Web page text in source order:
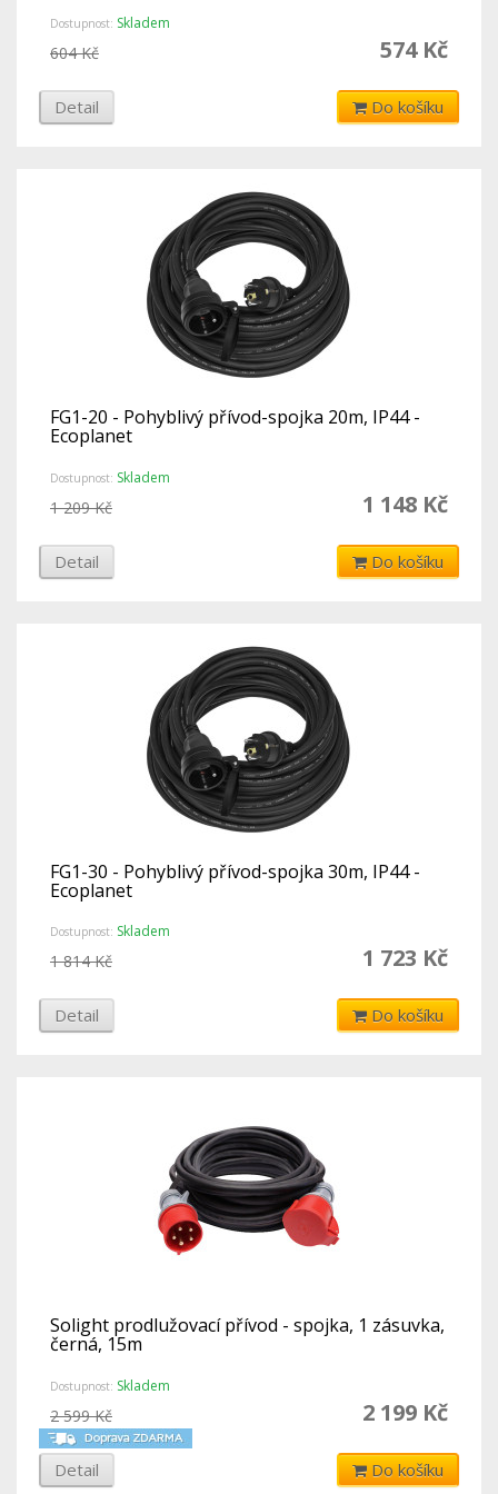
Dostupnost: Skladem
574 Kč
604 Kč
Detail Do košíku
FG1-20 - Pohyblivý přívod-spojka 20m, IP44 -
Ecoplanet
Dostupnost: Skladem
1 148 Kč
1 209 Kč
Detail Do košíku
FG1-30 - Pohyblivý přívod-spojka 30m, IP44 -
Ecoplanet
Dostupnost: Skladem
1 723 Kč
1 814 Kč
Detail Do košíku
Solight prodlužovací přívod - spojka, 1 zásuvka,
černá, 15m
Dostupnost: Skladem
2 199 Kč
2 599 Kč
Detail Do košíku